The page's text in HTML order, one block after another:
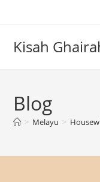
Kisah
Blog
> Melayu >